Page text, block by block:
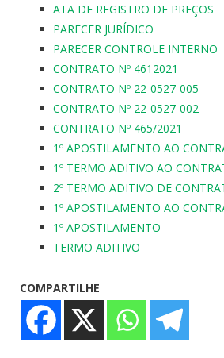
ATA DE REGISTRO DE PREÇOS
PARECER JURÍDICO
PARECER CONTROLE INTERNO
CONTRATO Nº 4612021
CONTRATO Nº 22-0527-005
CONTRATO Nº 22-0527-002
CONTRATO Nº 465/2021
1º APOSTILAMENTO AO
1º TERMO ADITIVO AO
2º TERMO ADITIVO DE
1º APOSTILAMENTO AO
1º APOSTILAMENTO
TERMO ADITIVO
COMPARTILHE